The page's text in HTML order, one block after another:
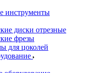
инструменты
диски отрезные
фрезы
для цоколей